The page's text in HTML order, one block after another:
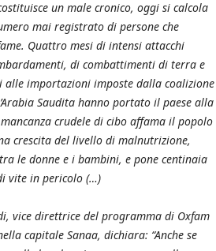
un male cronico, oggi si calcola
mai registrato di persone che
Quattro mesi di intensi attacchi
di combattimenti di terra e
alle importazioni imposte dalla coalizione
Saudita hanno portato il paese alla
crudele di cibo affama il popolo
crescita del livello di malnutrizione,
le donne e i bambini, e pone centinaia
vite in pericolo (…)
vice direttrice del programma di Oxfam
capitale Sanaa, dichiara: “Anche se